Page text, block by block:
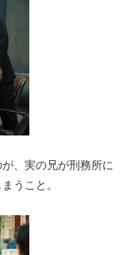
、実の兄が刑務所に
うこと。